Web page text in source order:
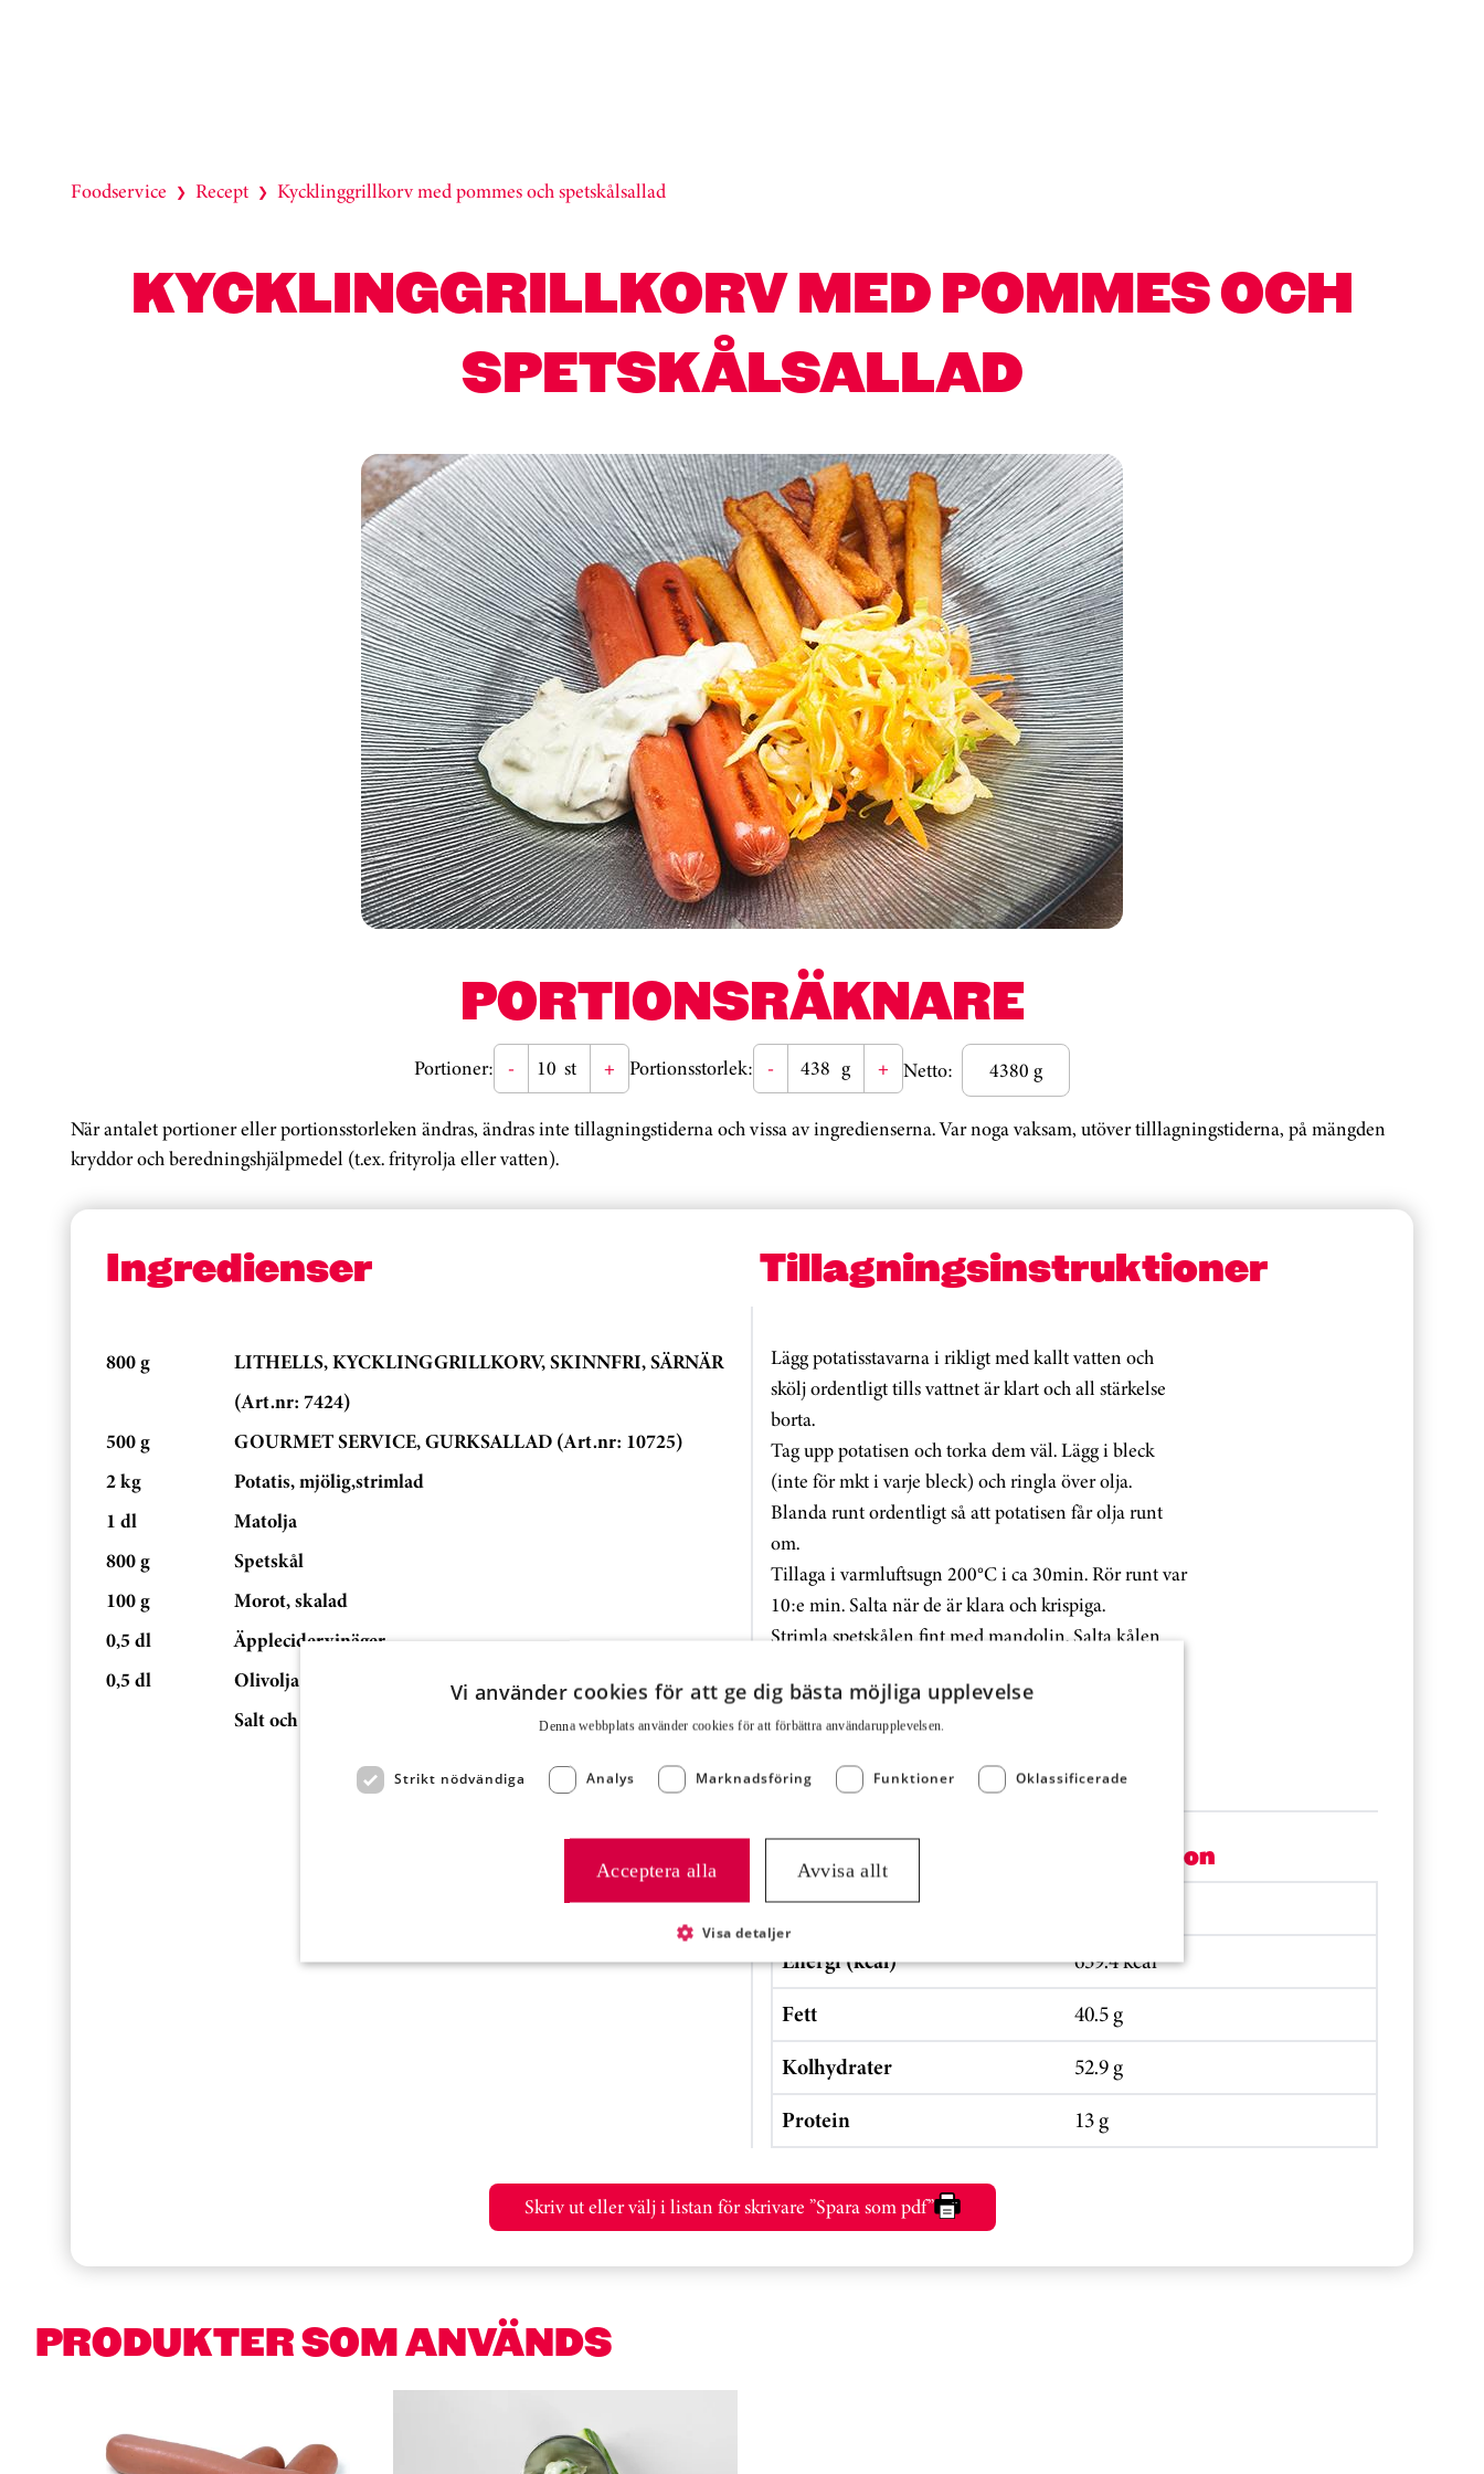
Foodservice ❯ Recept ❯ Kycklinggrillkorv med pommes och spetskålsallad
KYCKLINGGRILLKORV MED POMMES OCH
SPETSKÅLSALLAD
PORTIONSRÄKNARE
Portioner: - st + Portionsstorlek: - g + Netto: 4380 g
När antalet portioner eller portionsstorleken ändras, ändras inte tillagningstiderna och vissa av ingredienserna. Var noga vaksam, utöver tilllagningstiderna, på mängden
kryddor och beredningshjälpmedel (t.ex. frityrolja eller vatten).
Ingredienser Tillagningsinstruktioner
800 g
LITHELLS, KYCKLINGGRILLKORV, SKINNFRI, SÄRNÄR
(Art.nr: 7424)
500 g
GOURMET SERVICE, GURKSALLAD (Art.nr: 10725)
2 kg
Potatis, mjölig,strimlad
1 dl
Matolja
800 g
Spetskål
100 g
Morot, skalad
0,5 dl
Äpplecidervinäger
0,5 dl
Olivolja
Salt och svartpeppar
Lägg potatisstavarna i rikligt med kallt vatten och
skölj ordentligt tills vattnet är klart och all stärkelse
borta.
Tag upp potatisen och torka dem väl. Lägg i bleck
(inte för mkt i varje bleck) och ringla över olja.
Blanda runt ordentligt så att potatisen får olja runt
om.
Tillaga i varmluftsugn 200°C i ca 30min. Rör runt var
10:e min. Salta när de är klara och krispiga.
Strimla spetskålen fint med mandolin. Salta kålen
sedan i äppelcidervinäger,olivolja och krydda med
nymalen svartpeppar. Riv moroten grovt och blanda
ner i kålen.
Per portion
Energi (kJ)
Energi (kcal)
639.4 kcal
Fett
40.5 g
Kolhydrater
52.9 g
Protein
13 g
Skriv ut eller välj i listan för skrivare ”Spara som pdf”
PRODUKTER SOM ANVÄNDS
Vi använder cookies för att ge dig bästa möjliga upplevelse
Denna webbplats använder cookies för att för­bättra användar­upplevelsen.
Strikt nödvändiga Analys Marknadsföring Funktioner Oklassificerade
Acceptera alla Avvisa allt
Visa detaljer